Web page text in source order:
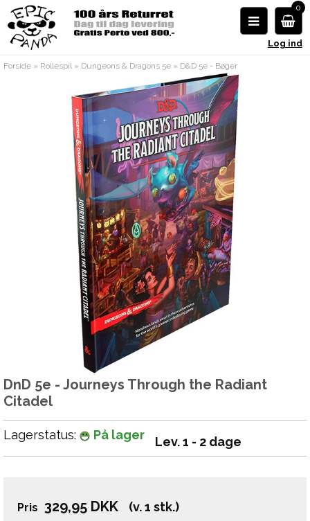
0
Log ind
Forside » Rollespil» Dungeons & Dragons 5e » D&D 5e - Bøger
DnD 5e - Journeys Through the Radiant
Citadel
Lagerstatus: På lager Lev. 1 - 2 dage
Pris 329,95 DKK (v. 1 stk.)